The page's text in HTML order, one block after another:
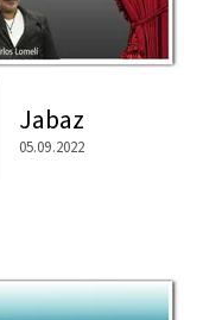
Jabaz
05.09.2022